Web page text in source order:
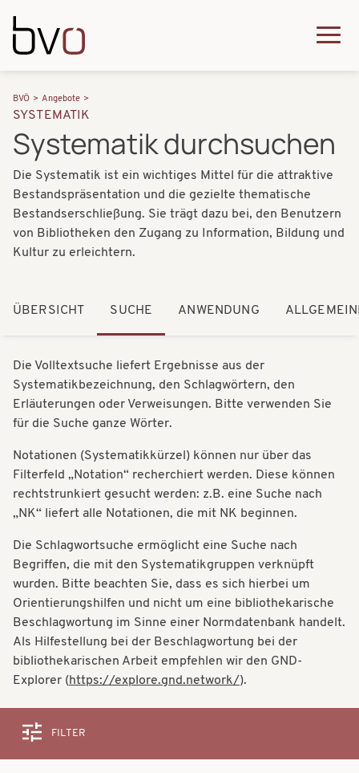
k
m
e
n
u
t
n
i
a
t
i
n
P
f
a
d
n
a
v
g
t
i
o
n
BVÖ Angebote
SYSTEMATIK
Systematik durchsuchen
Die Systematik ist ein wichtiges Mittel für die attraktive
Bestandspräsentation und die gezielte thematische
Bestandserschließung. Sie trägt dazu bei, den Benutzern
von Bibliotheken den Zugang zu Information, Bildung und
Kultur zu erleichtern.
ÜBERSICHT SUCHE ANWENDUNG
Die Volltextsuche liefert Ergebnisse aus der
Systematikbezeichnung, den Schlagwörtern, den
Erläuterungen oder Verweisungen. Bitte verwenden Sie
für die Suche ganze Wörter.
Notationen (Systematikkürzel) können nur über das
Filterfeld „Notation“ recherchiert werden. Diese können
rechtstrunkiert gesucht werden: z.B. eine Suche nach
„NK“ liefert alle Notationen, die mit NK beginnen.
Die Schlagwortsuche ermöglicht eine Suche nach
Begriffen, die mit den Systematikgruppen verknüpft
wurden. Bitte beachten Sie, dass es sich hierbei um
Orientierungshilfen und nicht um eine bibliothekarische
Beschlagwortung im Sinne einer Normdatenbank handelt.
Als Hilfestellung bei der Beschlagwortung bei der
bibliothekarischen Arbeit empfehlen wir den GND-
Explorer (https://explore.gnd.network/).
Suche
FILTER